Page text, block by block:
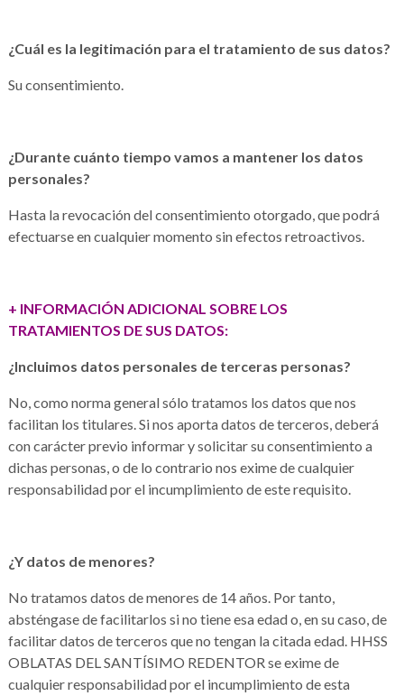
¿Cuál es la legitimación para el tratamiento de sus datos?
Su consentimiento.
¿Durante cuánto tiempo vamos a mantener los datos
personales?
Hasta la revocación del consentimiento otorgado, que podrá
efectuarse en cualquier momento sin efectos retroactivos.
+ INFORMACIÓN ADICIONAL SOBRE LOS
TRATAMIENTOS DE SUS DATOS:
¿Incluimos datos personales de terceras personas?
No, como norma general sólo tratamos los datos que nos
facilitan los titulares. Si nos aporta datos de terceros, deberá
con carácter previo informar y solicitar su consentimiento a
dichas personas, o de lo contrario nos exime de cualquier
responsabilidad por el incumplimiento de este requisito.
¿Y datos de menores?
No tratamos datos de menores de 14 años. Por tanto,
absténgase de facilitarlos si no tiene esa edad o, en su caso, de
facilitar datos de terceros que no tengan la citada edad. HHSS
OBLATAS DEL SANTÍSIMO REDENTOR se exime de
cualquier responsabilidad por el incumplimiento de esta